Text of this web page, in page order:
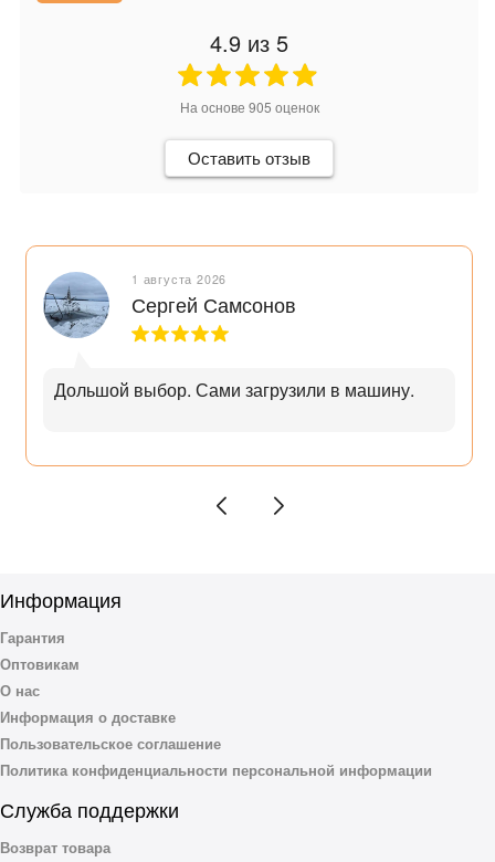
4.9 из 5
На основе 905 оценок
Оставить отзыв
1 августа 2026
Сергей Самсонов
Дольшой выбор. Сами загрузили в машину.
Информация
Гарантия
Оптовикам
О нас
Информация о доставке
Пользовательское соглашение
Политика конфиденциальности персональной информации
Служба поддержки
Возврат товара